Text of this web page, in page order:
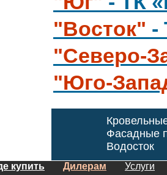
"Восток" -
"Северо-
"Юго-
Фасадные
Водосток
купить Дилерам
Услуги